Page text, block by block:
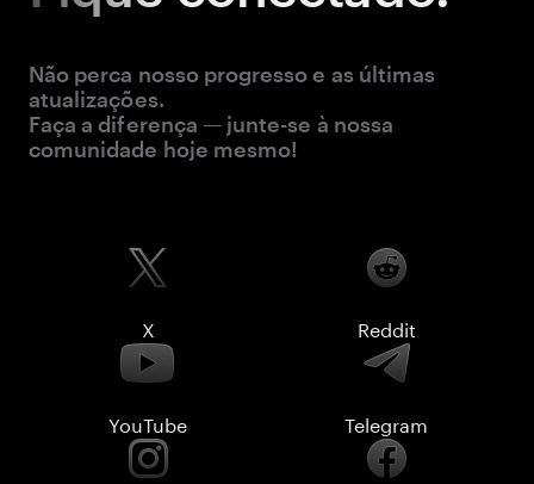
Não perca nosso progresso e as últimas
atualizações.
Faça a diferença — junte-se à nossa
comunidade hoje mesmo!
X Reddit
YouTube Telegram